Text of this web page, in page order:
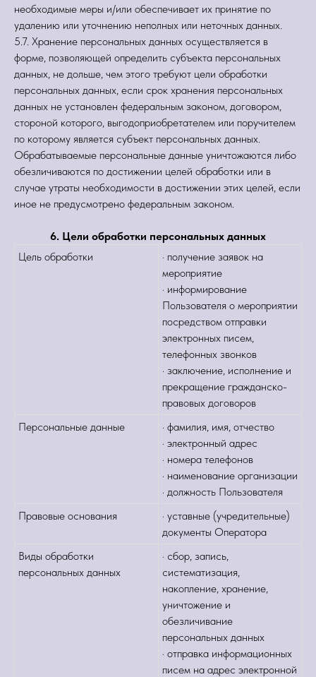
необходимые меры и/или обеспечивает их принятие по
удалению или уточнению неполных или неточных данных.
5.7. Хранение персональных данных осуществляется в
форме, позволяющей определить субъекта персональных
данных, не дольше, чем этого требуют цели обработки
персональных данных, если срок хранения персональных
данных не установлен федеральным законом, договором,
стороной которого, выгодоприобретателем или поручителем
по которому является субъект персональных данных.
Обрабатываемые персональные данные уничтожаются либо
обезличиваются по достижении целей обработки или в
случае утраты необходимости в достижении этих целей, если
иное не предусмотрено федеральным законом.
6. Цели обработки персональных данных
Цель обработки
· получение заявок на
мероприятие
· информирование
Пользователя о мероприятии
посредством отправки
электронных писем,
телефонных звонков
· заключение, исполнение и
прекращение гражданско-
правовых договоров
Персональные данные
· фамилия, имя, отчество
· электронный адрес
· номера телефонов
· наименование организации
· должность Пользователя
Правовые основания
· уставные (учредительные)
документы Оператора
Виды обработки
персональных данных
· сбор, запись,
систематизация,
накопление, хранение,
уничтожение и
обезличивание
персональных данных
· отправка информационных
писем на адрес электронной